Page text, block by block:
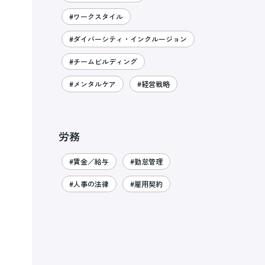
#ワークスタイル
#ダイバーシティ・インクルージョン
#チームビルディング
#メンタルケア #経営戦略
労務
#賃金／給与 #勤怠管理
#人事の法律 #雇用契約